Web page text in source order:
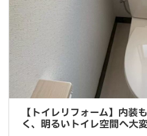
【トイレリフォーム】内装も
いトイレ空間へ大変身
【トイレリフォーム】内装
く、明るいトイレ空間へ大